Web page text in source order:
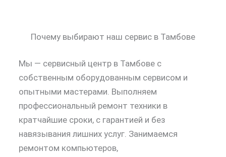
Почему выбирают наш сервис в Тамбове
Мы — сервисный центр в Тамбове с
собственным оборудованным сервисом и
опытными мастерами. Выполняем
профессиональный ремонт техники в
кратчайшие сроки, с гарантией и без
навязывания лишних услуг. Занимаемся
ремонтом компьютеров,